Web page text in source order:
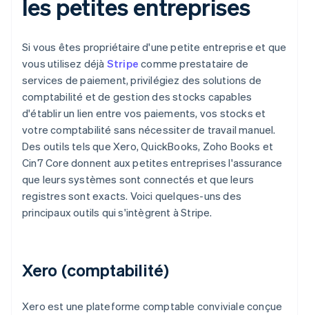
les petites entreprises
Si vous êtes propriétaire d'une petite entreprise et que
vous utilisez déjà Stripe comme prestataire de
services de paiement, privilégiez des solutions de
comptabilité et de gestion des stocks capables
d'établir un lien entre vos paiements, vos stocks et
votre comptabilité sans nécessiter de travail manuel.
Des outils tels que Xero, QuickBooks, Zoho Books et
Cin7 Core donnent aux petites entreprises l'assurance
que leurs systèmes sont connectés et que leurs
registres sont exacts. Voici quelques-uns des
principaux outils qui s'intègrent à Stripe.
Xero (comptabilité)
Xero est une plateforme comptable conviviale conçue